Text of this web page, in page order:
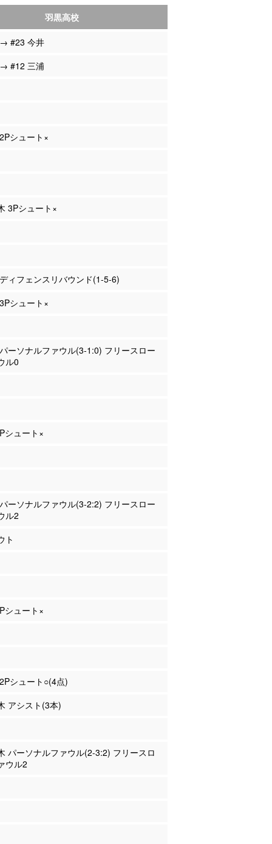
羽黒高校
#23 今井
#12 三浦
シュート×
3Pシュート×
ィフェンスリバウンド(1-5-6)
シュート×
ーソナルファウル(3-1:0) フリースロー
ル0
シュート×
ーソナルファウル(3-2:2) フリースロー
ル2
ト
シュート×
シュート○(4点)
アシスト(3本)
パーソナルファウル(2-3:2) フリースロ
ウル2